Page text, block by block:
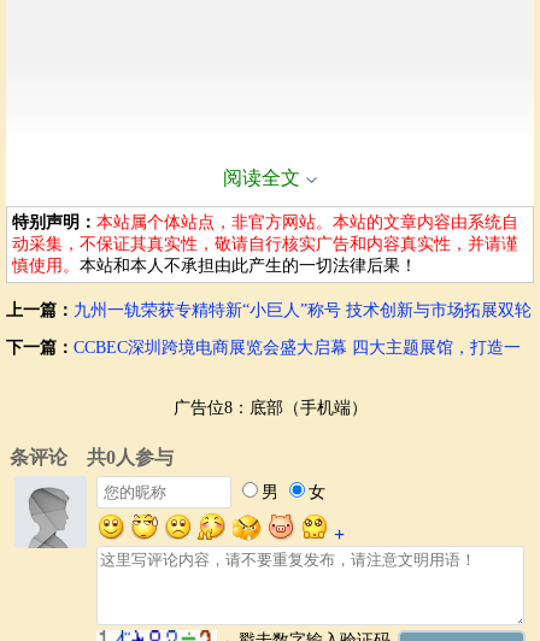
阅读全文
特别声明： 本站属个体站点，非官方网站。本站的文章内容由系统自
动采集，不保证其真实性，敬请自行核实广告和内容真实性，并请谨
慎使用。 本站和本人不承担由此产生的一切法律后果！
上一篇： 九州一轨荣获专精特新“小巨人”称号 技术创新与市场拓展双轮
下一篇： CCBEC深圳跨境电商展览会盛大启幕 四大主题展馆，打造一
广告位8：底部（手机端）